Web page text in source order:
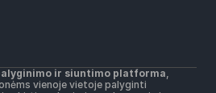
ir siuntimo platforma,
vienoje vietoje palyginti